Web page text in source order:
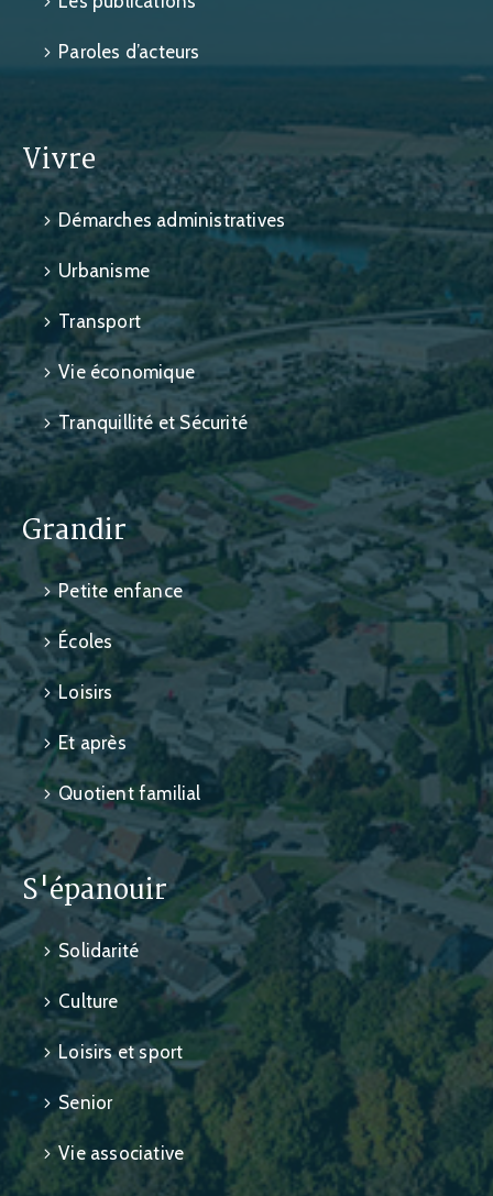
Paroles d’acteurs
Vivre
Démarches administratives
Urbanisme
Transport
Vie économique
Tranquillité et Sécurité
Grandir
Petite enfance
Écoles
Loisirs
Et après
Quotient familial
S'épanouir
Solidarité
Culture
Loisirs et sport
Senior
Vie associative